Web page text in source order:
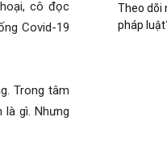
cô đọc
Covid-19
Trong tâm
gì. Nhưng
Theo dõi
pháp